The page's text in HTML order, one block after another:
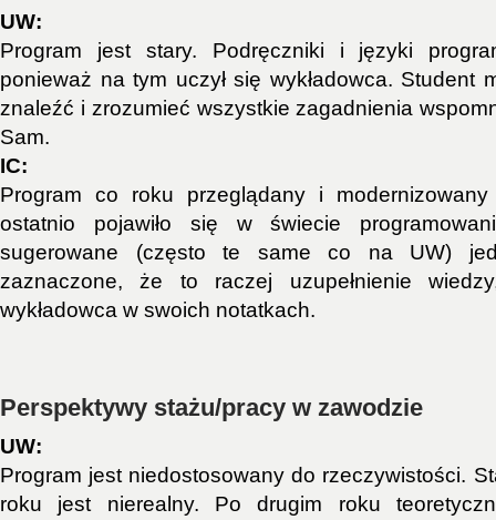
UW:
Program jest stary. Podręczniki i języki
ponieważ na tym uczył się wykładowca. Student
znaleźć i zrozumieć wszystkie zagadnienia
Sam.
IC:
Program co roku przeglądany i
ostatnio pojawiło się w świecie
sugerowane (często te same co na UW)
zaznaczone, że to raczej uzupełnienie
wykładowca w swoich notatkach.
Perspektywy stażu/pracy w zawodzie
UW:
Program jest niedostosowany do rzeczywistości.
roku jest nierealny. Po drugim roku